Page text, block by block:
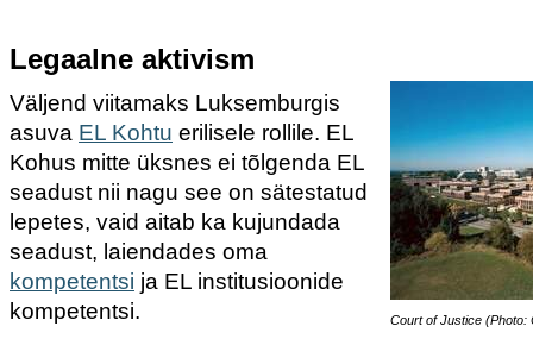
Legaalne aktivism
Court of Justice (Photo:
Väljend viitamaks Luksemburgis
asuva EL Kohtu erilisele rollile. EL
Kohus mitte üksnes ei tõlgenda EL
seadust nii nagu see on sätestatud
lepetes, vaid aitab ka kujundada
seadust, laiendades oma
kompetentsi ja EL institusioonide
kompetentsi.